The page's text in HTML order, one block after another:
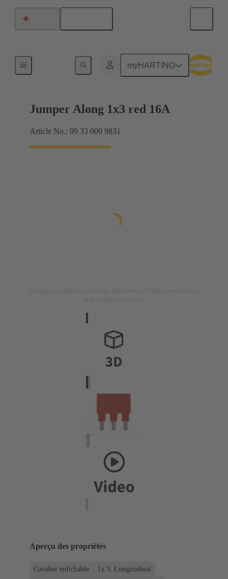
myHARTING
Cavaliers Han® ES à enficher
Jumper Along 1x3 red 16A
Article No.: 09 33 000 9831
Aperçu des propriétés
Cavalier enfichable
1x 3, Longitudinal